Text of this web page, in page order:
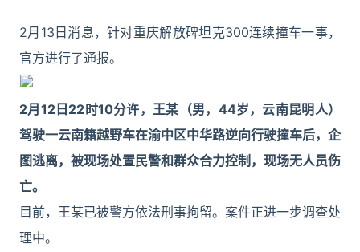
2月13日消息，针对重庆解放碑坦克300连续撞车一事，
官方进行了通报。
2月12日22时10分许，王某（男，44岁，云南昆明人）
驾驶一云南籍越野车在渝中区中华路逆向行驶撞车后，企
图逃离，被现场处置民警和群众合力控制，现场无人员伤
亡。
目前，王某已被警方依法刑事拘留。案件正进一步调查处
理中。